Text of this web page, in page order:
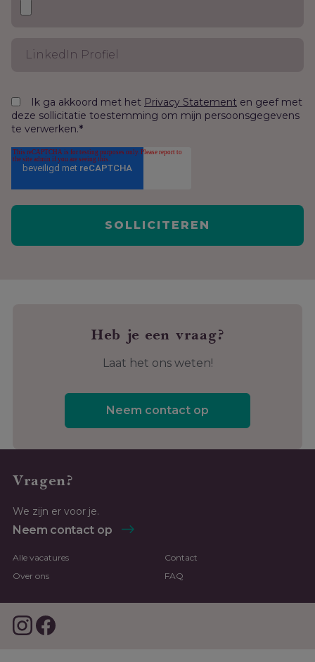
Ik ga akkoord met het Privacy Statement en geef met
deze sollicitatie toestemming om mijn persoonsgegevens
te verwerken.*
Heb je een vraag?
Laat het ons weten!
Neem contact op
Vragen?
We zijn er voor je.
Neem contact op
Alle vacatures
Contact
Over ons
FAQ